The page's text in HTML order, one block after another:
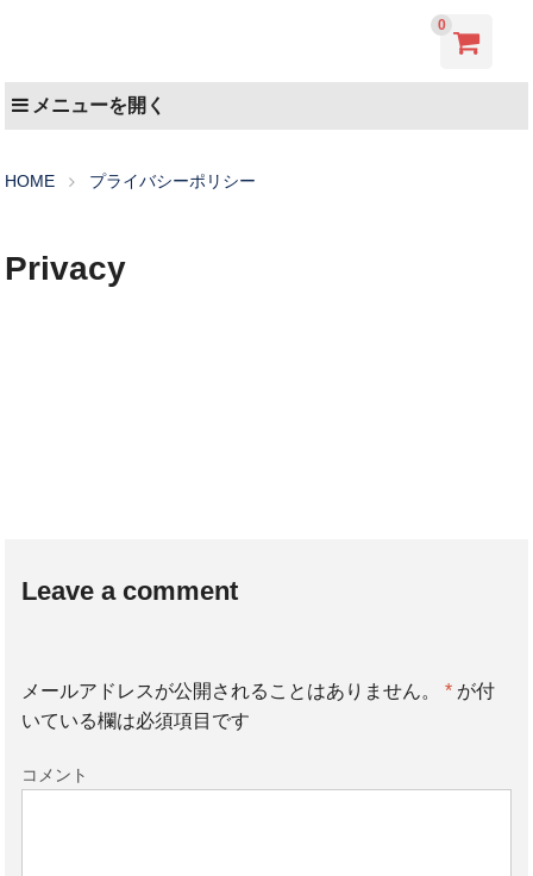
0
メニューを開く
HOME プライバシーポリシー
Privacy
Leave a comment
メールアドレスが公開されることはありません。 *が付
いている欄は必須項目です
コメント